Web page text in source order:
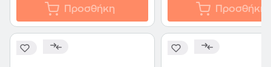
Προσθήκη Προσθήκη